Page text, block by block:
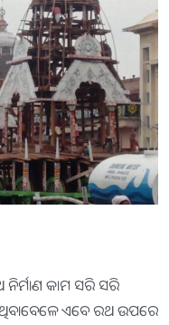
ନିର୍ମାଣ କାମ ସରି ସରି
ଏବେ ରଥ ଉପରେ